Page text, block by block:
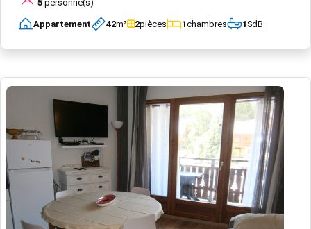
5 personne(s)
Appartement 42m² 2pièces 1chambres 1SdB